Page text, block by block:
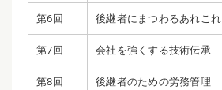
第6回 後継者にまつわるあれこれ
第7回 会社を強くする技術伝承
第8回 後継者のための労務管理